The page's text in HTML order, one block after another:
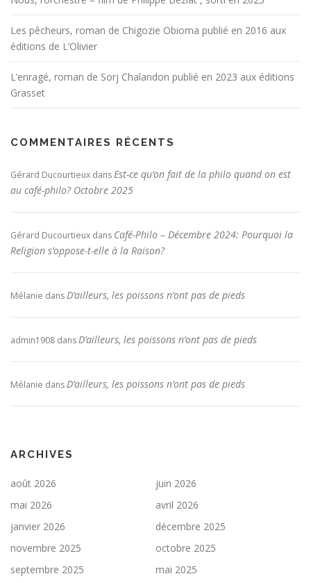
Les pêcheurs, roman de Chigozie Obioma publié en 2016 aux
éditions de L’Olivier
L’enragé, roman de Sorj Chalandon publié en 2023 aux éditions
Grasset
COMMENTAIRES RÉCENTS
Gérard Ducourtieux dansEst-ce qu’on fait de la philo quand on est
au café-philo? Octobre 2025
Gérard Ducourtieux dans Café-Philo – Décembre 2024: Pourquoi la
Religion s’oppose-t-elle à la Raison?
Mélanie dansD’ailleurs, les poissons n’ont pas de pieds
admin1908 dansD’ailleurs, les poissons n’ont pas de pieds
Mélanie dansD’ailleurs, les poissons n’ont pas de pieds
ARCHIVES
août 2026
juin 2026
mai 2026
avril 2026
janvier 2026
décembre 2025
novembre 2025
octobre 2025
septembre 2025
mai 2025